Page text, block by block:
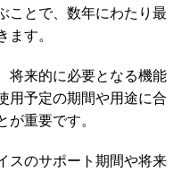
ことで、数年にわたり最
す。
将来的に必要となる機能
用予定の期間や用途に合
重要です。
スのサポート期間や将来